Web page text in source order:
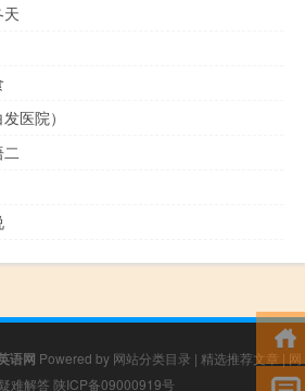
医院）
语网 Powered by 网站分类目录 | 精选推荐文章 | 网
疑难解答 陕ICP备09000919号